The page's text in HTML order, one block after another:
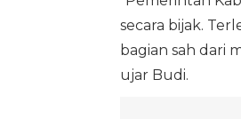
secara bijak.
bagian sah dari
ujar Budi.